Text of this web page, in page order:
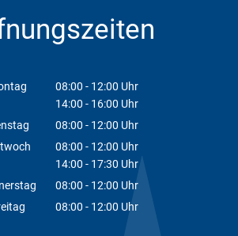
08:00 - 12:00 Uhr
Von 08:00 bis 12:00 Uhr
14:00 - 16:00 Uhr
Von 14:00 bis 16:00 Uhr
08:00 - 12:00 Uhr
Von 08:00 bis 12:00 Uhr
08:00 - 12:00 Uhr
Von 08:00 bis 12:00 Uhr
14:00 - 17:30 Uhr
Von 14:00 bis 17:30 Uhr
08:00 - 12:00 Uhr
Von 08:00 bis 12:00 Uhr
08:00 - 12:00 Uhr
Von 08:00 bis 12:00 Uhr